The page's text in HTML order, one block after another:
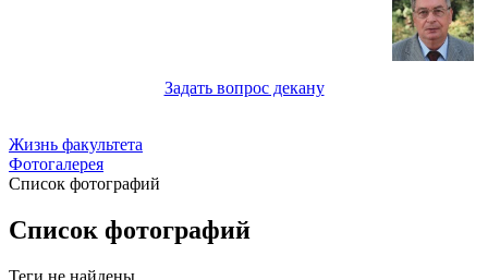
Задать вопрос декану
Жизнь факультета
Фотогалерея
Список фотографий
Список фотографий
Теги не найдены